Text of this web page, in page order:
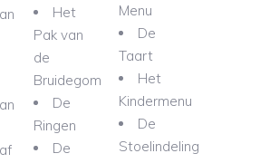
Het
Pak van
de
Bruidegom
De
Ringen
De
Menu
De
Taart
Het
Kindermenu
De
Stoelindeling